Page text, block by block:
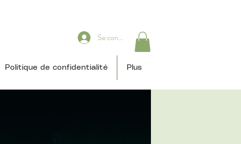
Se connecter
Politique de confidentialité Plus